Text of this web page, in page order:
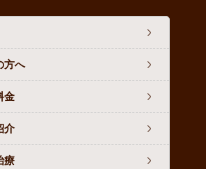
方へ
金
介
療